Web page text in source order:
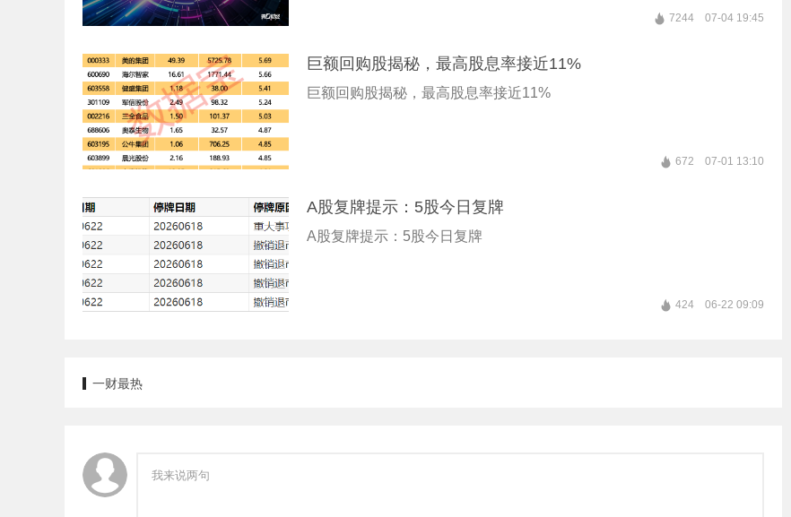
7244 07-04 19:45
巨额回购股揭秘，最高股息率接近11%
巨额回购股揭秘，最高股息率接近11%
672 07-01 13:10
A股复牌提示：5股今日复牌
A股复牌提示：5股今日复牌
424 06-22 09:09
一财最热